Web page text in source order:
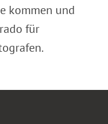
kommen und
für